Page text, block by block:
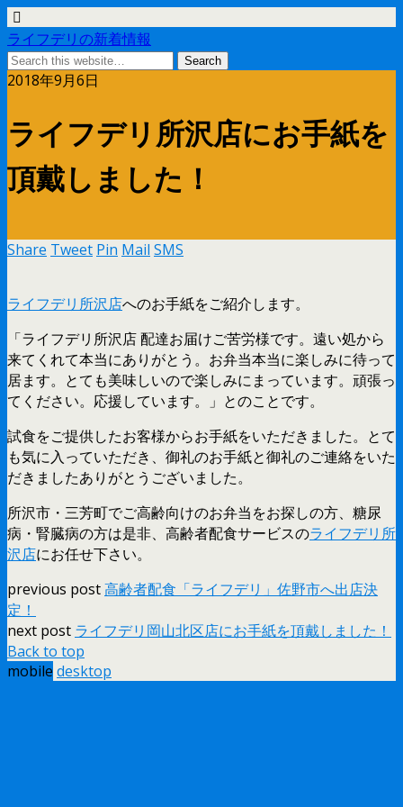
ライフデリの新着情報
2018年9月6日
ライフデリ所沢店にお手紙を
頂戴しました！
Share Tweet Pin Mail SMS
ライフデリ所沢店へのお手紙をご紹介します。
「ライフデリ所沢店 配達お届けご苦労様です。遠い処から
来てくれて本当にありがとう。お弁当本当に楽しみに待って
居ます。とても美味しいので楽しみにまっています。頑張っ
てください。応援しています。」とのことです。
試食をご提供したお客様からお手紙をいただきました。とて
も気に入っていただき、御礼のお手紙と御礼のご連絡をいた
だきましたありがとうございました。
所沢市・三芳町でご高齢向けのお弁当をお探しの方、糖尿
病・腎臓病の方は是非、高齢者配食サービスのライフデリ所
沢店にお任せ下さい。
previous post高齢者配食「ライフデリ」佐野市へ出店決
定！
next post ライフデリ岡山北区店にお手紙を頂戴しました！
Back to top
mobile desktop